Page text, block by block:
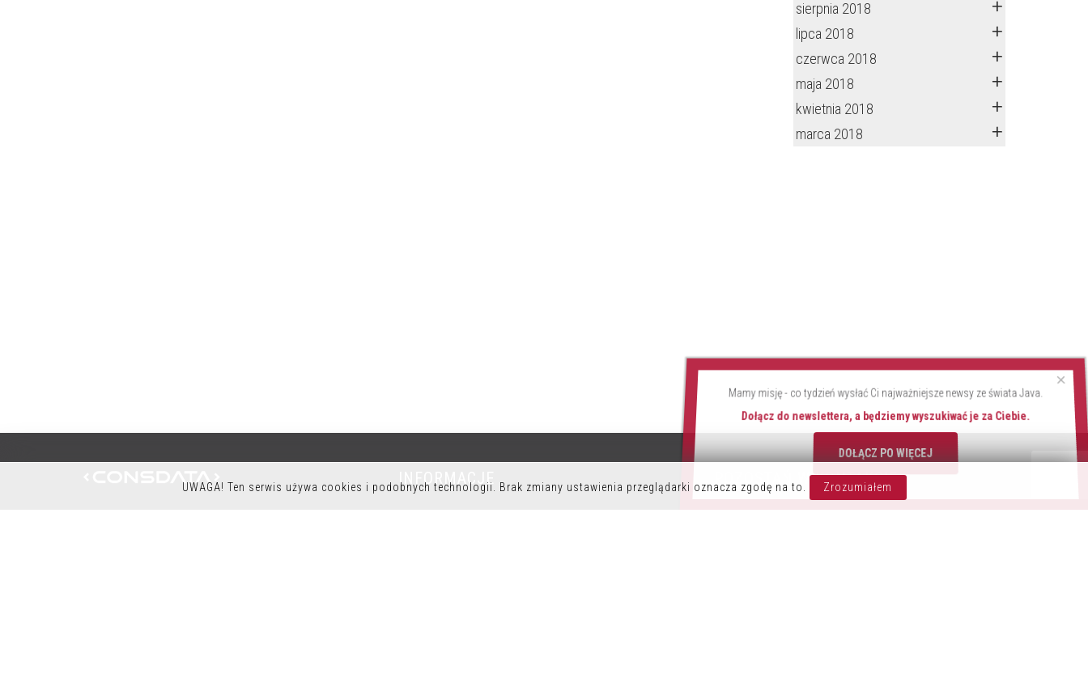
sierpnia 2018
lipca 2018
czerwca 2018
maja 2018
kwietnia 2018
marca 2018
INFORMACJE POZOSTAŃ W KONTAKCIE
UWAGA! Ten serwis używa cookies i podobnych technologii. Brak zmiany ustawienia przeglądarki oznacza zgodę na to. Zrozumiałem
×
Mamy misję - co tydzień wysłać Ci najważniejsze newsy ze świata Java.
Dołącz do newslettera, a będziemy wyszukiwać je za Ciebie.
DOŁĄCZ PO WIĘCEJ